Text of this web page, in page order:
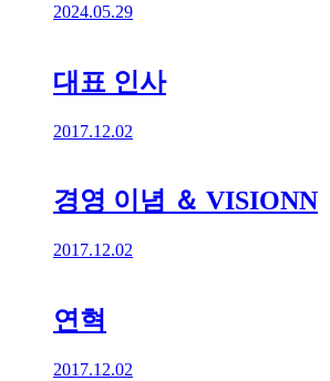
2024.05.29
대표 인사
2017.12.02
경영 이념 ＆ VISIONN
2017.12.02
연혁
2017.12.02